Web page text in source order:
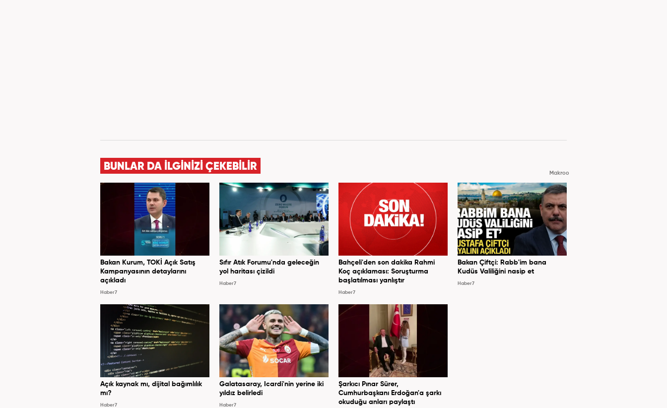
BUNLAR DA İLGİNİZİ ÇEKEBİLİR
Makroo
Bakan Kurum, TOKİ Açık Satış
Kampanyasının detaylarını
açıkladı
Haber7
Sıfır Atık Forumu'nda geleceğin
yol haritası çizildi
Haber7
Bahçeli'den son dakika Rahmi
Koç açıklaması: Soruşturma
başlatılması yanlıştır
Haber7
Bakan Çiftçi: Rabb'im bana
Kudüs Valiliğini nasip et
Haber7
Açık kaynak mı, dijital bağımlılık
mı?
Haber7
Galatasaray, Icardi'nin yerine iki
yıldız belirledi
Haber7
Şarkıcı Pınar Sürer,
Cumhurbaşkanı Erdoğan'a şarkı
okuduğu anları paylaştı